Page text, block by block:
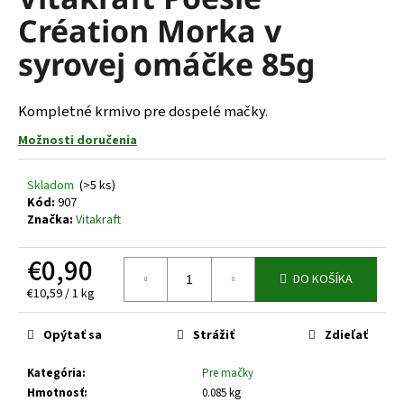
0,0
z
hviezdičiek.
Création Morka v
syrovej omáčke 85g
Kompletné krmivo pre dospelé mačky.
Možnosti doručenia
Skladom (>5 ks)
Kód: 907
Značka: Vitakraft
€0,90
Jednotková
cena:
€10,59 / 1 kg
DO KOŠÍKA
Kategória:
Pre mačky
Hmotnosť:
0.085 kg
Opýtať sa Strážiť Zdieľať
á
j
s
?
O
d
p
o
ú